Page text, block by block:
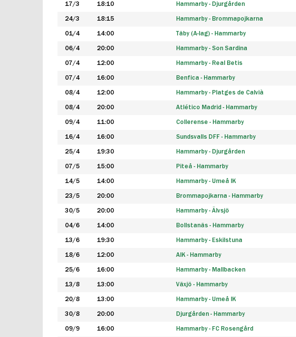
17/3 18:10 Hammarby - Djurgården
24/3 18:15 Hammarby - Brommapojkarna
01/4 14:00 Täby (A-lag) - Hammarby
06/4 20:00 Hammarby - Son Sardina
07/4 12:00 Hammarby - Real Betis
07/4 16:00 Benfica - Hammarby
08/4 12:00 Hammarby - Platges de Calvià
08/4 20:00 Atlético Madrid - Hammarby
09/4 11:00 Collerense - Hammarby
16/4 16:00 Sundsvalls DFF - Hammarby
25/4 19:30 Hammarby - Djurgården
07/5 15:00 Piteå - Hammarby
14/5 14:00 Hammarby - Umeå IK
23/5 20:00 Brommapojkarna - Hammarby
30/5 20:00 Hammarby - Älvsjö
04/6 14:00 Bollstanäs - Hammarby
13/6 19:30 Hammarby - Eskilstuna
18/6 12:00 AIK - Hammarby
25/6 16:00 Hammarby - Mallbacken
13/8 13:00 Växjö - Hammarby
20/8 13:00 Hammarby - Umeå IK
30/8 20:00 Djurgården - Hammarby
09/9 16:00 Hammarby - FC Rosengård